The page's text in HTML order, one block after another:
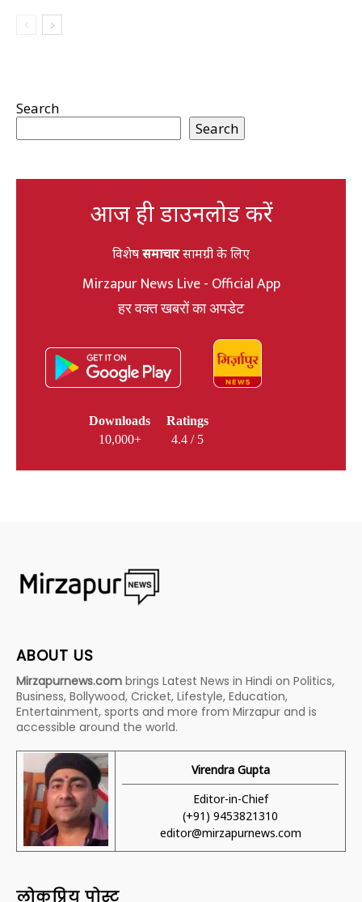
Search
Search
आज ही डाउनलोड करें
विशेषसमाचारसामग्री के लिए
Mirzapur News Live - Official App
हर वक्त खबरों का अपडेट
Downloads
10,000+
Ratings
4.4 / 5
ABOUT US
Mirzapurnews.com brings Latest News in Hindi on Politics,
Business, Bollywood, Cricket, Lifestyle, Education,
Entertainment, sports and more from Mirzapur and is
accessible around the world.
Virendra Gupta
Editor-in-Chief
(+91) 9453821310
editor@mirzapurnews.com
लोकप्रिय पोस्ट